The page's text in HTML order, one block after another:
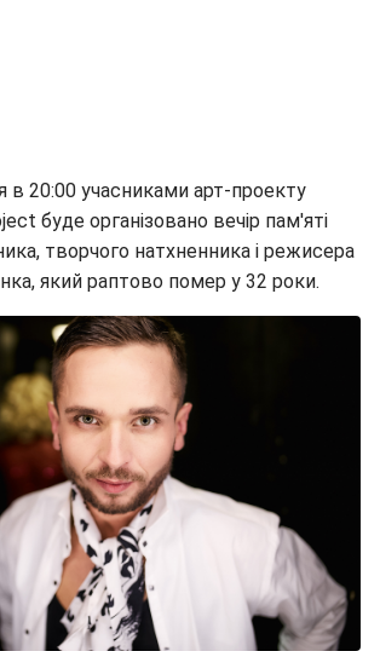
в 20:00 учасниками арт-проекту
буде організовано вечір пам'яті
творчого натхненника і режисера
який раптово помер у 32 роки.